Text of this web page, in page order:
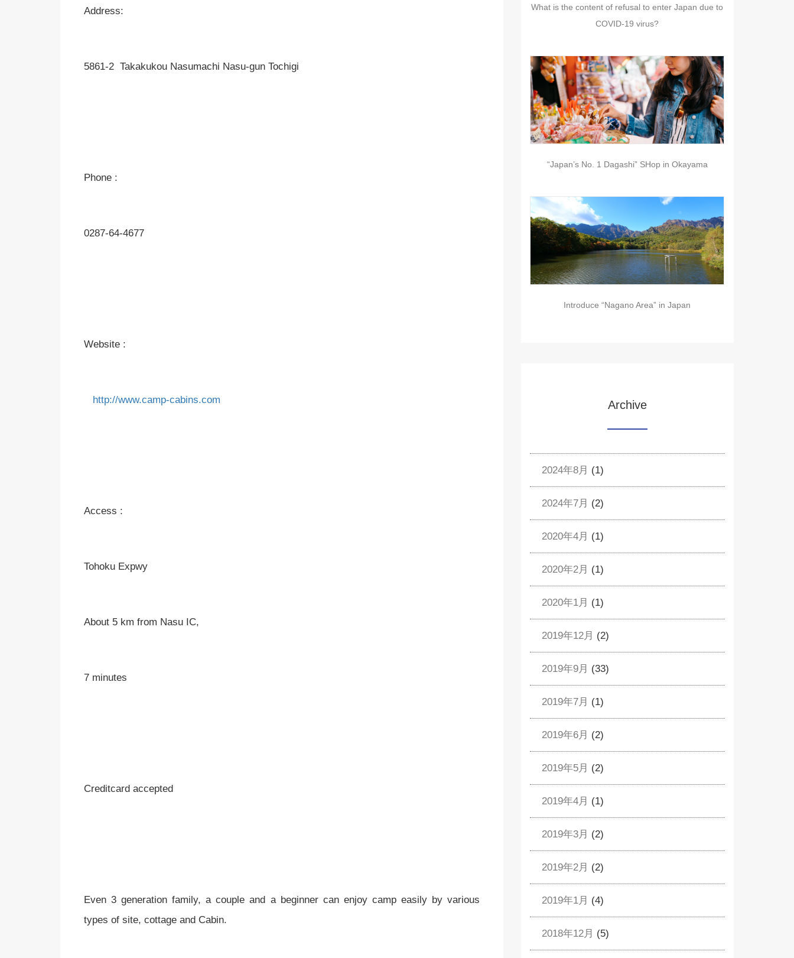
Address:
5861-2 Takakukou Nasumachi Nasu-gun Tochigi
Phone :
0287-64-4677
Website :
http://www.camp-cabins.com
Access :
Tohoku Expwy
About 5 km from Nasu IC,
7 minutes
Creditcard accepted
Even 3 generation family, a couple and a beginner can enjoy camp easily by various
types of site, cottage and Cabin.
What is the content of refusal to enter Japan due to
COVID-19 virus?
“Japan’s No. 1 Dagashi” SHop in Okayama
Introduce “Nagano Area” in Japan
Archive
2024年8月 (1)
2024年7月 (2)
2020年4月 (1)
2020年2月 (1)
2020年1月 (1)
2019年12月 (2)
2019年9月 (33)
2019年7月 (1)
2019年6月 (2)
2019年5月 (2)
2019年4月 (1)
2019年3月 (2)
2019年2月 (2)
2019年1月 (4)
2018年12月 (5)